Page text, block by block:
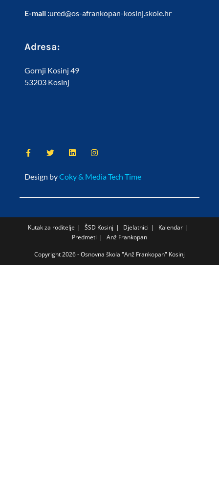
E-mail :ured@os-afrankopan-kosinj.skole.hr
Adresa:
Gornji Kosinj 49
53203 Kosinj
Design byCoky & Media Tech Time
Kutak za roditelje ŠSD Kosinj Djelatnici
Kalendar
Predmeti
Anž Frankopan
Copyright 2026 - Osnovna škola "Anž Frankopan" Kosinj